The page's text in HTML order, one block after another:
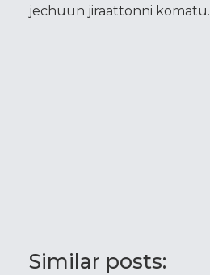
jechuun jiraattonni komatu.
Similar posts: